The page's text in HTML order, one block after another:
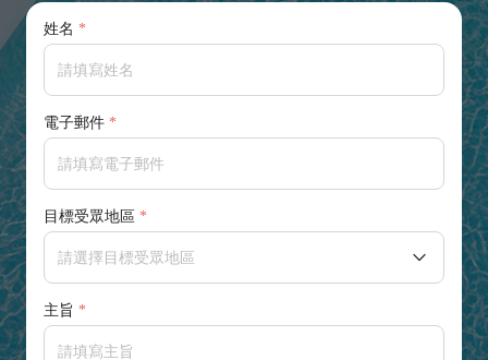
姓名
電子郵件
目標受眾地區
主旨